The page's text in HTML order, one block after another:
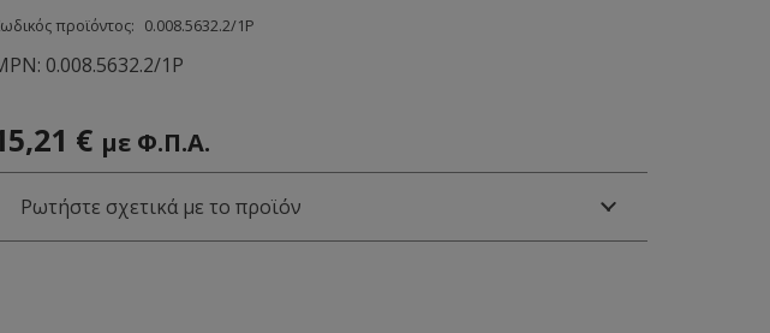
προϊόντος: 0.008.5632.2/1Ρ
0.008.5632.2/1Ρ
€ με Φ.Π.Α.
Ρωτήστε σχετικά με το προϊόν